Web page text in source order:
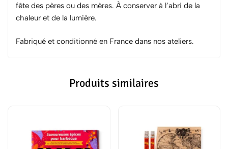
fête des pères ou des mères. À conserver à l’abri de la
chaleur et de la lumière.
Fabriqué et conditionné en France dans nos ateliers.
Produits similaires